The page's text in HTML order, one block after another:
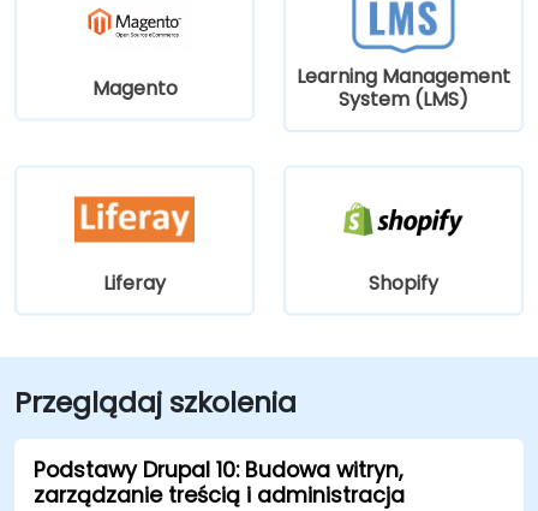
Magento
Learning Management
System (LMS)
Liferay Shopify
Przeglądaj szkolenia
Podstawy Drupal 10: Budowa witryn,
zarządzanie treścią i administracja